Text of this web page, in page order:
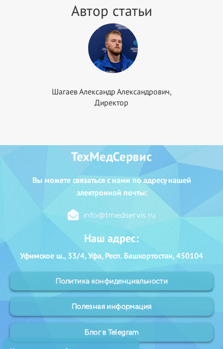
Автор статьи
Шагаев Александр Александрович,
Директор
ТехМедСервис
Вы можете связаться с нами по адресу нашей
электронной почты:
info@tmedservis.ru
Наш адрес:
Уфимское ш., 33/4, Уфа, Респ. Башкортостан, 450104
Политика конфиденциальности
Полезная информация
Блог в Telegram